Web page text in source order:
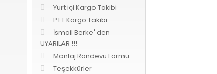
Yurt içi Kargo Takibi
PTT Kargo Takibi
İsmail Berke' den
UYARILAR !!!
Montaj Randevu Formu
Teşekkürler